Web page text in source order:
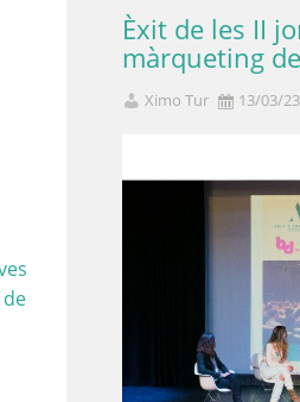
Èxit de les II
màrqueting de
Ximo Tur 13/03/23